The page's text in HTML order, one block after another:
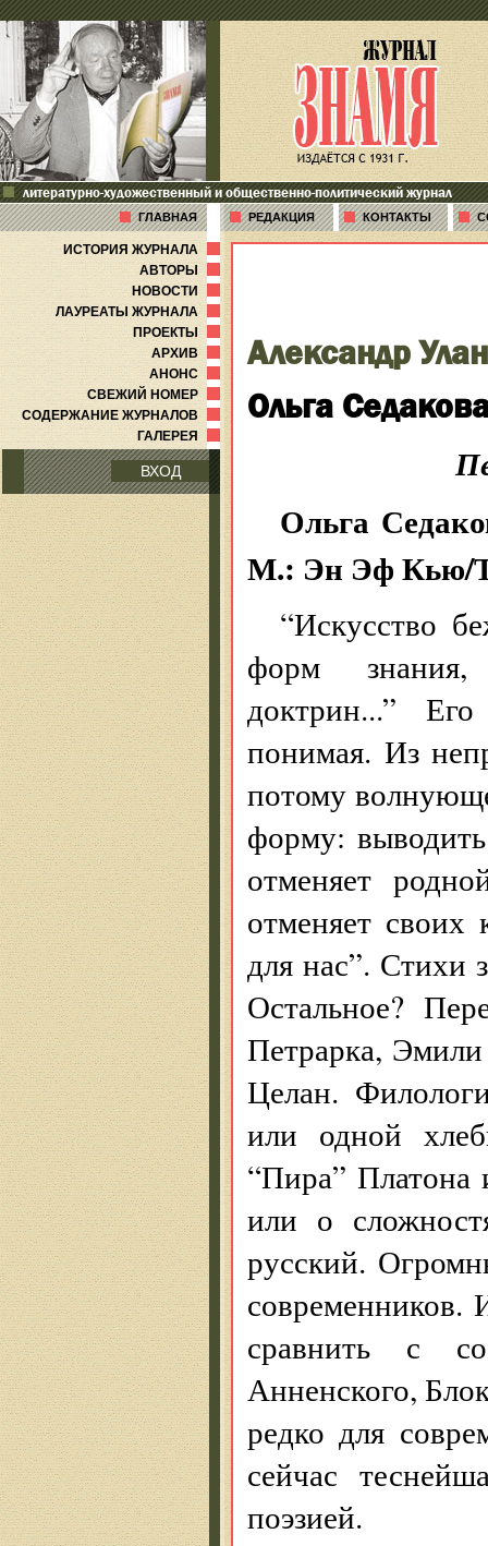
литературно-художественный и общественно-политический журнал
ГЛАВНАЯ РЕДАКЦИЯ КОНТАКТЫ
ИСТОРИЯ ЖУРНАЛА
АВТОРЫ
НОВОСТИ
ЛАУРЕАТЫ ЖУРНАЛА
ПРОЕКТЫ
АРХИВ
АНОНС
СВЕЖИЙ НОМЕР
СОДЕРЖАНИЕ ЖУРНАЛОВ
ГАЛЕРЕЯ
ВХОД
Александр
Ольга
Ольга
М.: Эн Эф Кью/
“Искусство
форм знания,
доктрин...”
понимая. Из
потому
форму:
отменяет
отменяет
для нас”. Стихи
Остальное?
Петрарка,
Целан.
или одной
“Пира”
или о
русский.
современников.
сравнить с
Анненского,
редко для
сейчас
поэзией.